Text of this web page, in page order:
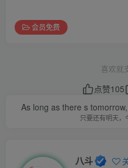
会员免费
喜欢就
点赞105
As long as there s
只要还有明天
八斗